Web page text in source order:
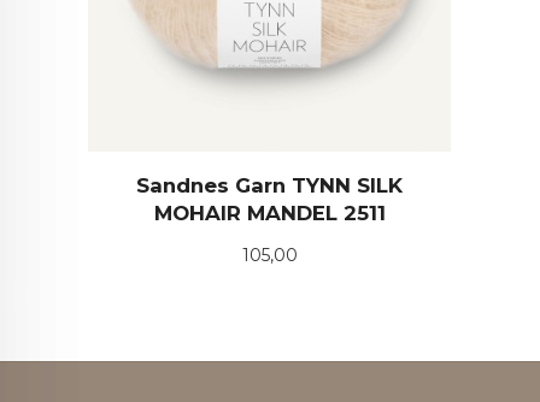
Sandnes Garn TYNN SILK
MOHAIR MANDEL 2511
Pris
105,00